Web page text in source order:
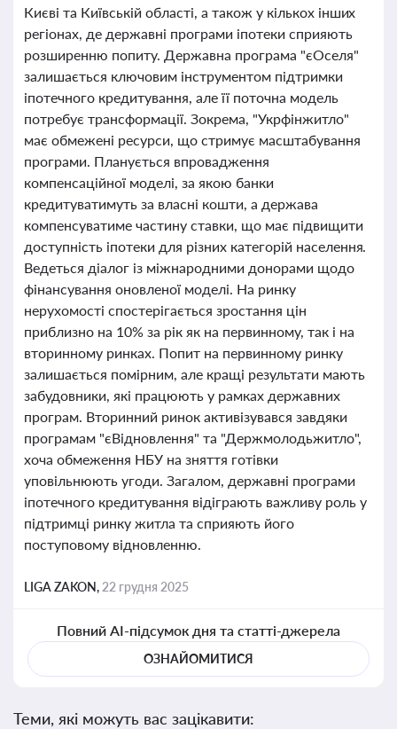
Києві та Київській області, а також у кількох інших
регіонах, де державні програми іпотеки сприяють
розширенню попиту. Державна програма "єОселя"
залишається ключовим інструментом підтримки
іпотечного кредитування, але її поточна модель
потребує трансформації. Зокрема, "Укрфінжитло"
має обмежені ресурси, що стримує масштабування
програми. Планується впровадження
компенсаційної моделі, за якою банки
кредитуватимуть за власні кошти, а держава
компенсуватиме частину ставки, що має підвищити
доступність іпотеки для різних категорій населення.
Ведеться діалог із міжнародними донорами щодо
фінансування оновленої моделі. На ринку
нерухомості спостерігається зростання цін
приблизно на 10% за рік як на первинному, так і на
вторинному ринках. Попит на первинному ринку
залишається помірним, але кращі результати мають
забудовники, які працюють у рамках державних
програм. Вторинний ринок активізувався завдяки
програмам "єВідновлення" та "Держмолодьжитло",
хоча обмеження НБУ на зняття готівки
уповільнюють угоди. Загалом, державні програми
іпотечного кредитування відіграють важливу роль у
підтримці ринку житла та сприяють його
поступовому відновленню.
LIGA ZAKON, 22 грудня 2025
Повний AI-підсумок дня та статті-джерела
ОЗНАЙОМИТИСЯ
Теми, які можуть вас зацікавити: